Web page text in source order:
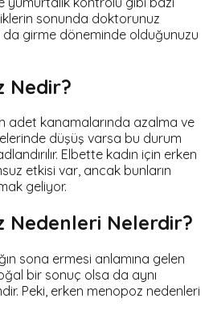
sonunda doktorunuz
girme döneminde olduğunuzu
Nedir?
adet kanamalarında azalma ve
düşüş varsa bu durum
Elbette kadın için erken
etkisi var, ancak bunların
geliyor.
Nedenleri Nelerdir?
sona ermesi anlamına gelen
bir sonuç olsa da aynı
Peki, erken menopoz nedenleri